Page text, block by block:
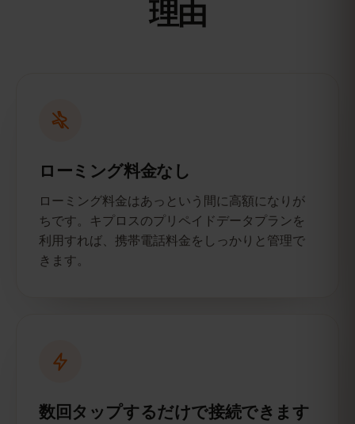
理由
ローミング料金なし
ローミング料金はあっという間に高額になりが
ちです。キプロスのプリペイドデータプランを
利用すれば、携帯電話料金をしっかりと管理で
きます。
数回タップするだけで接続できます